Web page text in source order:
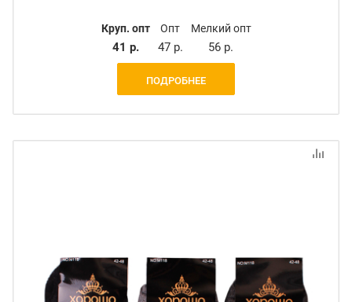
Круп. опт
41 р.
Опт
47 р.
Мелкий опт
56 р.
ПОДРОБНЕЕ